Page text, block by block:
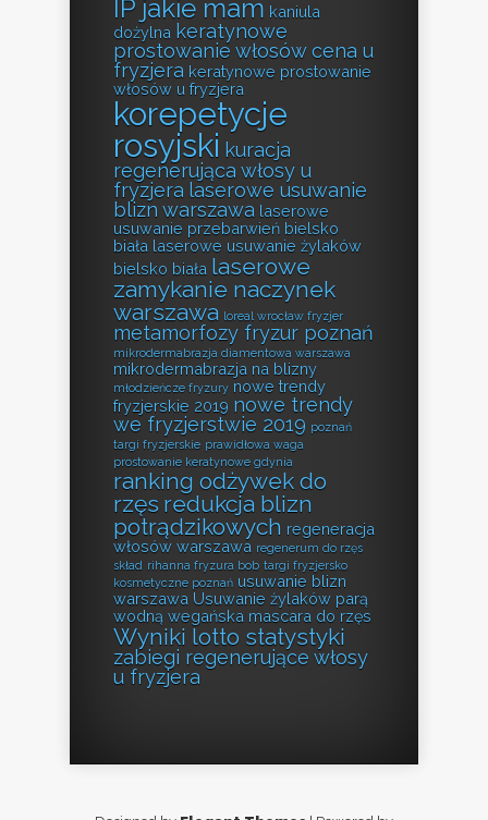
IP jakie mam kaniula
dożylna keratynowe
prostowanie włosów cena u
fryzjera keratynowe prostowanie
włosów u fryzjera
korepetycje
rosyjski kuracja
regenerująca włosy u
fryzjera laserowe usuwanie
blizn warszawa laserowe
usuwanie przebarwień bielsko
biała laserowe usuwanie żylaków
bielsko biała laserowe
zamykanie naczynek
warszawa
loreal wrocław fryzjer
metamorfozy fryzur poznań
mikrodermabrazja diamentowa warszawa
mikrodermabrazja na blizny
młodzieńcze fryzury nowe trendy
fryzjerskie 2019 nowe trendy
we fryzjerstwie 2019 poznań
targi fryzjerskie prawidłowa waga
prostowanie keratynowe gdynia
ranking odżywek do
rzęs redukcja blizn
potrądzikowych regeneracja
włosów warszawa regenerum do rzęs
skład rihanna fryzura bob targi fryzjersko
kosmetyczne poznań usuwanie blizn
warszawa Usuwanie żylaków parą
wodną wegańska mascara do rzęs
Wyniki lotto statystyki
zabiegi regenerujące włosy
u fryzjera